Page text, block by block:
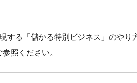
する「儲かる特別ビジネス」のやり
参照ください。